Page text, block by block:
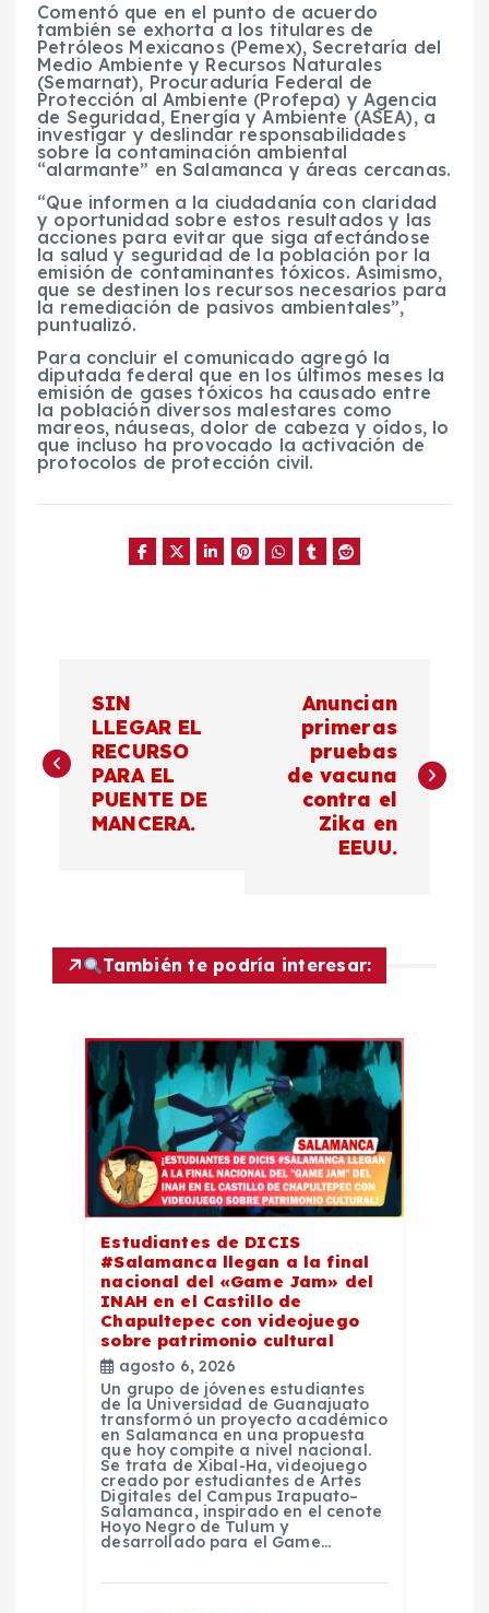
Comentó que en el punto de acuerdo
también se exhorta a los titulares de
Petróleos Mexicanos (Pemex), Secretaría del
Medio Ambiente y Recursos Naturales
(Semarnat), Procuraduría Federal de
Protección al Ambiente (Profepa) y Agencia
de Seguridad, Energía y Ambiente (ASEA), a
investigar y deslindar responsabilidades
sobre la contaminación ambiental
“alarmante” en Salamanca y áreas cercanas.
“Que informen a la ciudadanía con claridad
y oportunidad sobre estos resultados y las
acciones para evitar que siga afectándose
la salud y seguridad de la población por la
emisión de contaminantes tóxicos. Asimismo,
que se destinen los recursos necesarios para
la remediación de pasivos ambientales”,
puntualizó.
Para concluir el comunicado agregó la
diputada federal que en los últimos meses la
emisión de gases tóxicos ha causado entre
la población diversos malestares como
mareos, náuseas, dolor de cabeza y oídos, lo
que incluso ha provocado la activación de
protocolos de protección civil.
a
v
a
SIN
LLEGAR EL
RECURSO
PARA EL
PUENTE DE
MANCERA.
Anuncian
primeras
pruebas
de vacuna
contra el
Zika en
EEUU.
También te podría interesar:
Estudiantes de DICIS
#Salamanca llegan a la final
nacional del «Game Jam» del
INAH en el Castillo de
Chapultepec con videojuego
sobre patrimonio cultural
agosto 6, 2026
Un grupo de jóvenes estudiantes
de la Universidad de Guanajuato
transformó un proyecto académico
en Salamanca en una propuesta
que hoy compite a nivel nacional.
Se trata de Xibal-Ha, videojuego
creado por estudiantes de Artes
Digitales del Campus Irapuato–
Salamanca, inspirado en el cenote
Hoyo Negro de Tulum y
desarrollado para el Game…